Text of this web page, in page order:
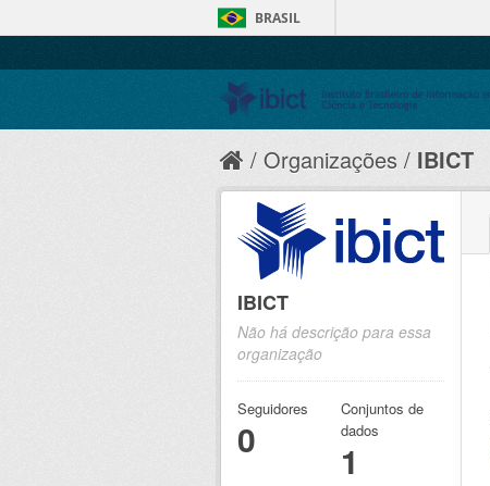
BRASIL
Organizações IBICT
IBICT
Não há descrição para essa
organização
Seguidores
0
Conjuntos de
dados
1